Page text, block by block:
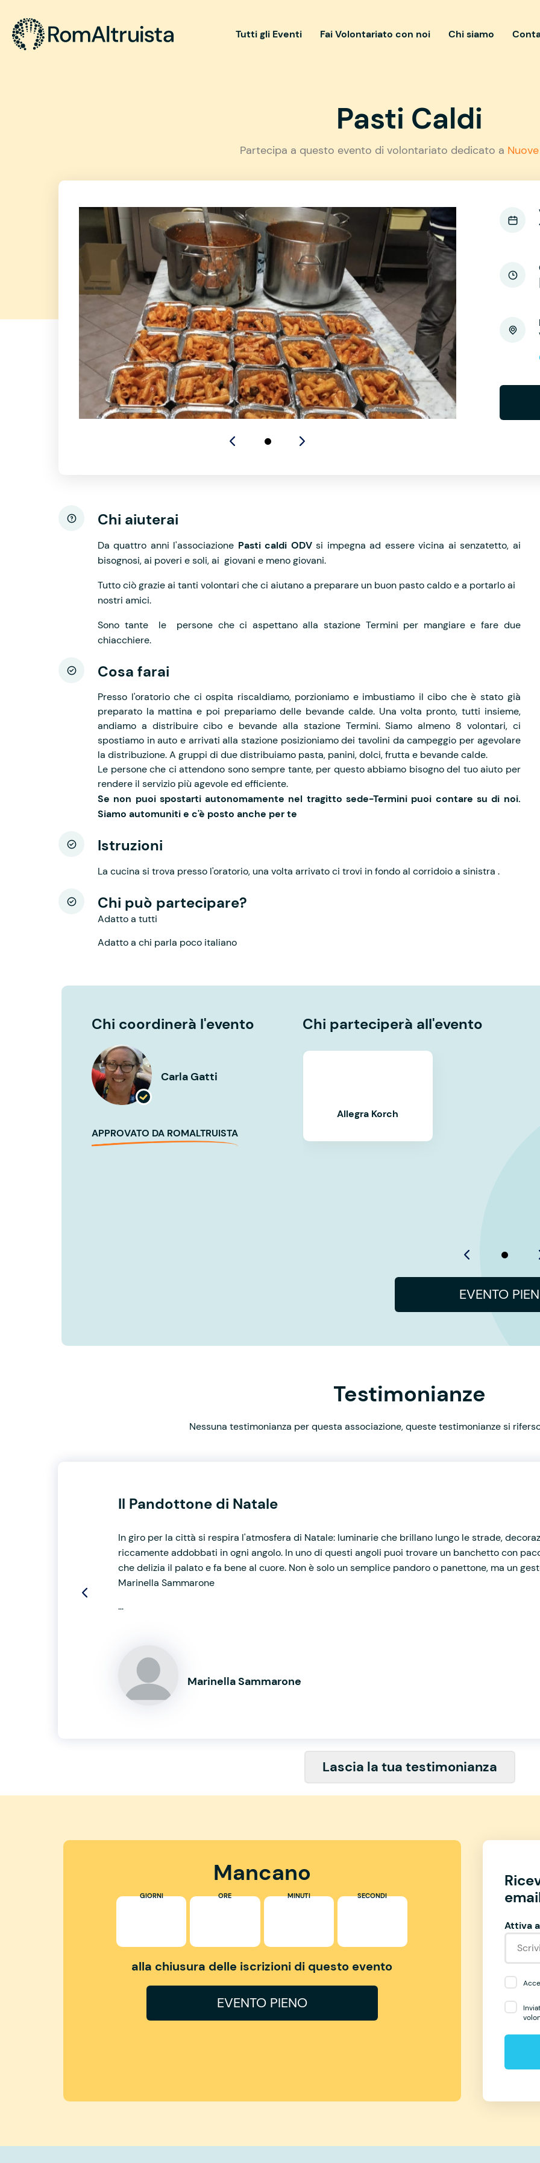
Tutti gli Eventi Fai Volontariato con noi Chi siamo
Pasti Caldi
Partecipa a questo evento di volontariato dedicato a
Chi aiuterai
Da quattro anni l'associazione Pasti caldi ODVsi impegna ad essere vicina ai senzatetto, ai
bisognosi, ai poveri e soli, ai giovani e meno giovani.
Tutto ciò grazie ai tanti volontari che ci aiutano a preparare un buon pasto caldo e a portarlo ai
nostri amici.
Sono tante le persone che ci aspettano alla stazione Termini per mangiare e fare due
chiacchiere.
Cosa farai
Presso l'oratorio che ci ospita riscaldiamo, porzioniamo e imbustiamo il cibo che è stato già
preparato la mattina e poi prepariamo delle bevande calde. Una volta pronto, tutti insieme,
andiamo a distribuire cibo e bevande alla stazione Termini. Siamo almeno 8 volontari, ci
spostiamo in auto e arrivati alla stazione posizioniamo dei tavolini da campeggio per agevolare
la distribuzione. A gruppi di due distribuiamo pasta, panini, dolci, frutta e bevande calde.
Le persone che ci attendono sono sempre tante, per questo abbiamo bisogno del tuo aiuto per
rendere il servizio più agevole ed efficiente.
Se non puoi spostarti autonomamente nel tragitto sede-Termini puoi contare su di noi.
Siamo automuniti e c'è posto anche per te
Istruzioni
La cucina si trova presso l'oratorio, una volta arrivato ci trovi in fondo al corridoio a sinistra .
Chi può partecipare?
Adatto a tutti
Adatto a chi parla poco italiano
Chi coordinerà l'evento
Carla Gatti
APPROVATO DA ROMALTRUISTA
Chi parteciperà all'evento
Allegra Korch
EVENTO
Testimonianze
Nessuna testimonianza per questa associazione, queste testimonianze si
Il Pandottone di Natale
In giro per la città si respira l'atmosfera di Natale: luminarie che brillano lungo le strade,
riccamente addobbati in ogni angolo. In uno di questi angoli puoi trovare un banchetto con
che delizia il palato e fa bene al cuore. Non è solo un semplice pandoro o panettone, ma un
Marinella Sammarone
...
Marinella Sammarone
Lascia la tua testimonianza
Mancano
GIORNI ORE MINUTI SECONDI
alla chiusura delle iscrizioni di questo evento
EVENTO PIENO
Attiva